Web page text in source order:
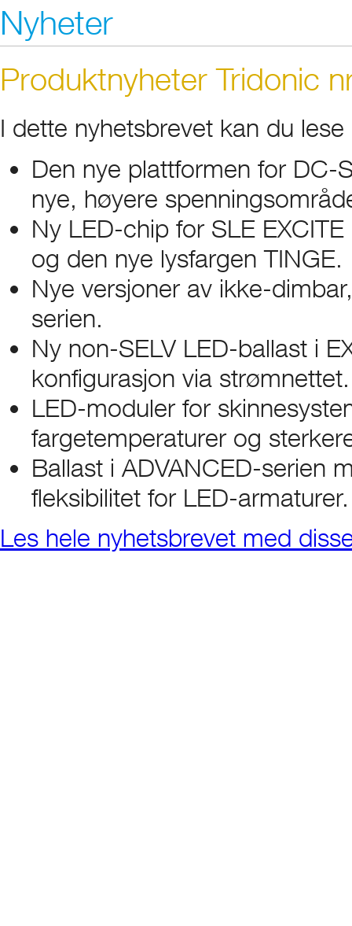
Nyheter
Produktnyheter Tridonic
I dette nyhetsbrevet kan du
Den nye plattformen for
nye, høyere
Ny LED-chip for SLE
og den nye lysfargen TINGE.
Nye versjoner av ikke-
serien.
Ny non-SELV LED-ballast i
konfigurasjon via strømnettet.
LED-moduler for
fargetemperaturer og
Ballast i ADVANCED-serien
fleksibilitet for LED-armaturer.
Les hele nyhetsbrevet med